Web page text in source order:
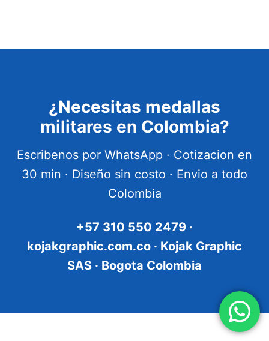
¿Necesitas medallas
militares en Colombia?
Escribenos por WhatsApp · Cotizacion en
30 min · Diseño sin costo · Envio a todo
Colombia
+57 310 550 2479 ·
kojakgraphic.com.co · Kojak Graphic
SAS · Bogota Colombia